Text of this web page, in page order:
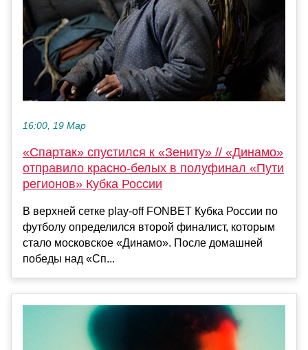
16:00, 19 Мар
«Спартак» спустился к «Зениту» // «Динамо»
отправило красно-белых в полуфинал «Пути
регионов» Кубка России
В верхней сетке play-off FONBET Кубка России по
футболу определился второй финалист, которым
стало московское «Динамо». После домашней
победы над «Сп...